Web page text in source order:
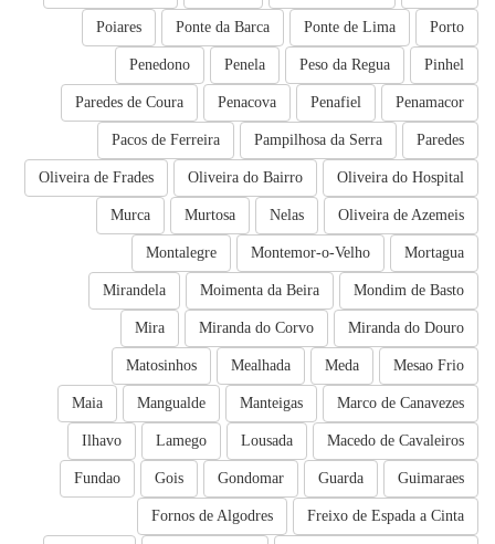
Porto
Ponte de Lima
Ponte da Barca
Poiares
Pinhel
Peso da Regua
Penela
Penedono
Penamacor
Penafiel
Penacova
Paredes de Coura
Paredes
Pampilhosa da Serra
Pacos de Ferreira
Oliveira do Hospital
Oliveira do Bairro
Oliveira de Frades
Oliveira de Azemeis
Nelas
Murtosa
Murca
Mortagua
Montemor-o-Velho
Montalegre
Mondim de Basto
Moimenta da Beira
Mirandela
Miranda do Douro
Miranda do Corvo
Mira
Mesao Frio
Meda
Mealhada
Matosinhos
Marco de Canavezes
Manteigas
Mangualde
Maia
Macedo de Cavaleiros
Lousada
Lamego
Ilhavo
Guimaraes
Guarda
Gondomar
Gois
Fundao
Freixo de Espada a Cinta
Fornos de Algodres